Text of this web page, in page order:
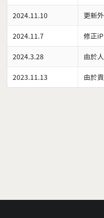
2024.11.10 更新
2024.11.7 修正
2024.3.28 由於
2023.11.13 由於